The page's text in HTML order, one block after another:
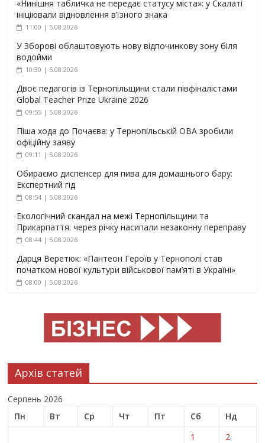
«Нинішня табличка не передає статусу міста»: у Скалаті
ініціювали відновлення в’їзного знака
11:00 | 5.08.2026
У Зборові облаштовують нову відпочинкову зону біля
водойми
10:30 | 5.08.2026
Двоє педагогів із Тернопільщини стали півфіналістами
Global Teacher Prize Ukraine 2026
09:55 | 5.08.2026
Піша хода до Почаєва: у Тернопільській ОВА зробили
офіційну заяву
09:11 | 5.08.2026
Обираємо диспенсер для пива для домашнього бару:
Експертний гід
08:54 | 5.08.2026
Екологічний скандал на межі Тернопільщини та
Прикарпаття: через річку насипали незаконну переправу
08:44 | 5.08.2026
Дарця Веретюк: «Пантеон Героїв у Тернополі став
початком нової культури військової пам’яті в Україні»
08:00 | 5.08.2026
Архів статей
Серпень 2026
Пн
Вт Ср Чт Пт Сб
Нд
1
2